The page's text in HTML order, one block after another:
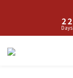
2
1
2
1
Days